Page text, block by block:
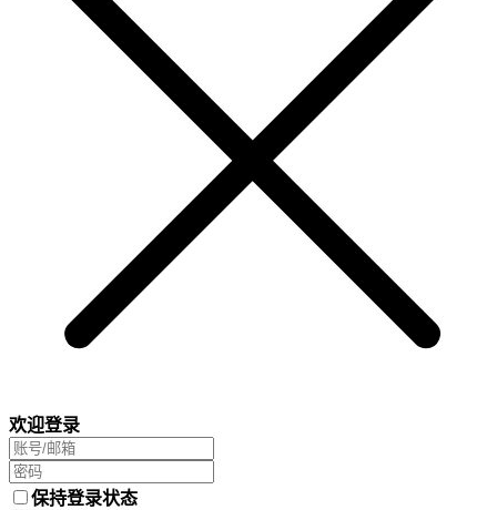
欢迎登录
保持登录状态